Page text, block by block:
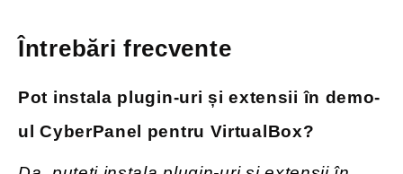
Întrebări frecvente
Pot instala plugin-uri și extensii în demo-
ul CyberPanel pentru VirtualBox?